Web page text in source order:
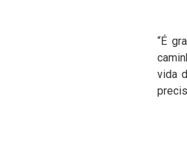
“É
vida